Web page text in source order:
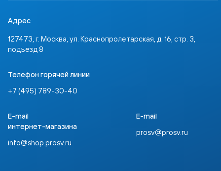
Адрес
127473, г. Москва, ул. Краснопролетарская, д. 16, стр. 3,
подъезд 8
Телефон горячей линии
+7 (495) 789-30-40
E-mail
интернет-магазина
info@shop.prosv.ru
E-mail
prosv@prosv.ru